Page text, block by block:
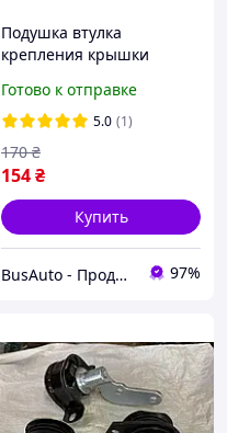
Подушка втулка
крепления крышки
SKODA OCTAVIA I; VW
GOLF V, PASSAT B6 08.00-
08.12 38850
Готово к отправке
5.0 (1)
154₴
170 ₴
Купить
BusAuto - Продажа оригинальных запчастей к микроавтобусам и иномаркам 97%